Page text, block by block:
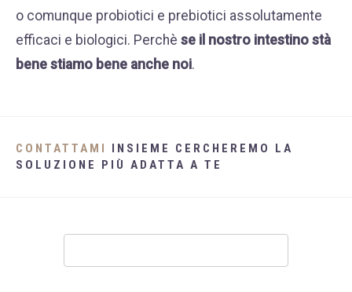
o comunque probiotici e prebiotici assolutamente
efficaci e biologici. Perchè se il nostro intestino stà
bene stiamo bene anche noi.
CONTATTAMI
INSIEME CERCHEREMO LA
SOLUZIONE PIÙ ADATTA A TE
Contatti